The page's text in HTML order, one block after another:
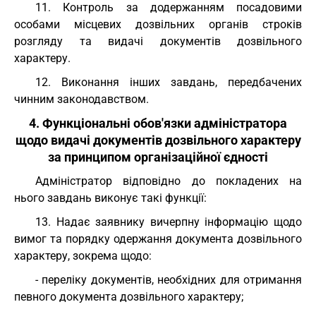
11. Контроль за додержанням посадовими
особами місцевих дозвільних органів строків
розгляду та видачі документів дозвільного
характеру.
12. Виконання інших завдань, передбачених
чинним законодавством.
4. Функціональні обов'язки адміністратора
щодо видачі документів дозвільного характеру
за принципом організаційної єдності
Адміністратор відповідно до покладених на
нього завдань виконує такі функції:
13. Надає заявнику вичерпну інформацію щодо
вимог та порядку одержання документа дозвільного
характеру, зокрема щодо:
- переліку документів, необхідних для отримання
певного документа дозвільного характеру;